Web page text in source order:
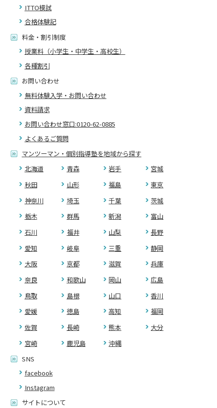
ITTO模試
合格体験記
料金・割引制度
授業料（小学生・中学生・高校生）
各種割引
お問い合わせ
無料体験入学・お問い合わせ
資料請求
お問い合わせ窓口:0120-62-0885
よくあるご質問
マンツーマン・個別指導塾を地域から探す
北海道
青森 岩手
宮城
秋田
山形 福島
東京
神奈川
埼玉 千葉
茨城
栃木
群馬 新潟
富山
石川
福井 山梨
長野
愛知
岐阜 三重
静岡
大阪
京都 滋賀
兵庫
奈良
和歌山 岡山
広島
鳥取
島根 山口
香川
愛媛
徳島 高知
福岡
佐賀
長崎 熊本
大分
宮崎
鹿児島
沖縄
SNS
facebook
Instagram
サイトについて